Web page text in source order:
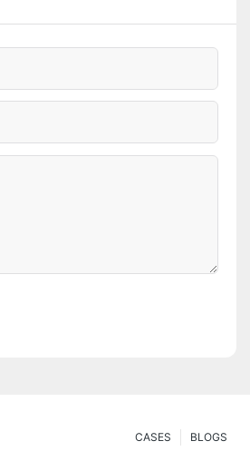
BLOGS
CASES